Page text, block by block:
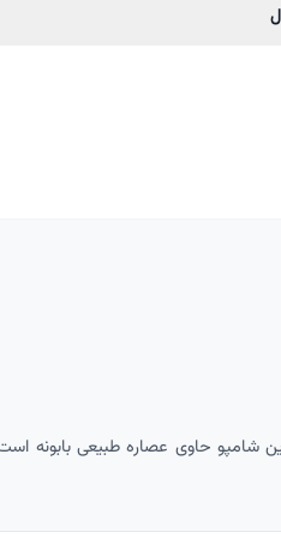
شامپو حاوی عصاره طبیعی بابونه